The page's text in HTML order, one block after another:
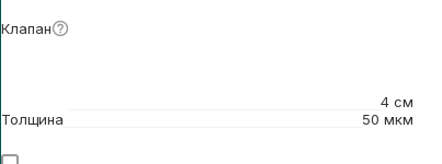
Клапан
4 см
Толщина
50 мкм